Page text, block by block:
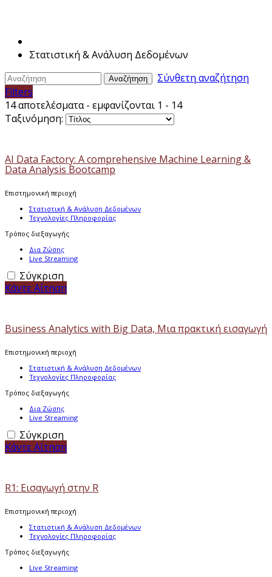
Στατιστική & Ανάλυση Δεδομένων
Αναζήτηση
Σύνθετη αναζήτηση
Filters
14 αποτελέσματα - εμφανίζονται 1 - 14
Ταξινόμηση:
AI Data Factory: A comprehensive Machine Learning &
Data Analysis Bootcamp
Επιστημονική περιοχή
Στατιστική & Ανάλυση Δεδομένων
Τεχνολογίες Πληροφορίας
Τρόπος διεξαγωγής
Δια Ζώσης
Live Streaming
Σύγκριση
Κάντε Αίτηση
Business Analytics with Big Data, Μια πρακτική εισαγωγή
Επιστημονική περιοχή
Στατιστική & Ανάλυση Δεδομένων
Τεχνολογίες Πληροφορίας
Τρόπος διεξαγωγής
Δια Ζώσης
Live Streaming
Σύγκριση
Κάντε Αίτηση
R1: Εισαγωγή στην R
Επιστημονική περιοχή
Στατιστική & Ανάλυση Δεδομένων
Τεχνολογίες Πληροφορίας
Τρόπος διεξαγωγής
Live Streaming